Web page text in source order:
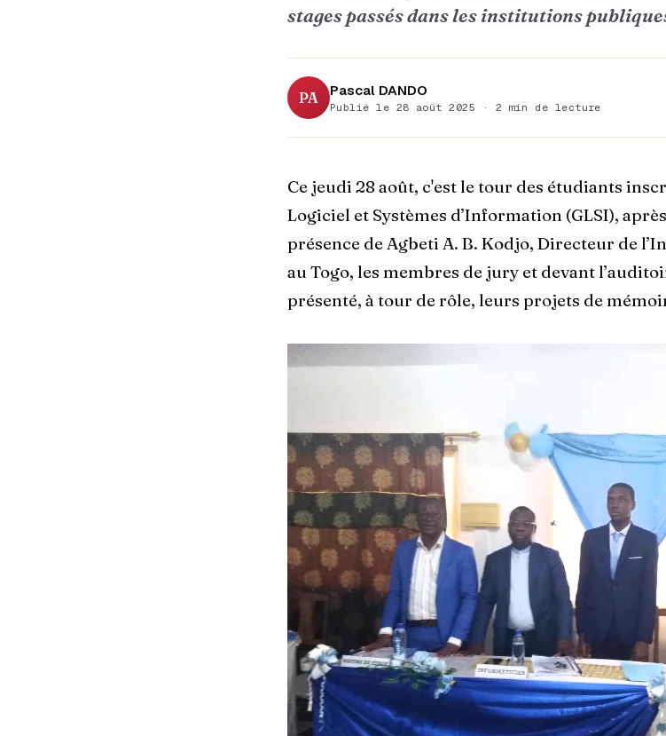
stages passés dans les institutions
PA Pascal DANDO
Publié le 28 août 2025 · 2 min de lecture
Ce jeudi 28 août, c'est le tour des étudiants
Logiciel et Systèmes d’Information (GLSI),
présence de Agbeti A. B. Kodjo, Directeur de
au Togo, les membres de jury et devant
présenté, à tour de rôle, leurs projets de